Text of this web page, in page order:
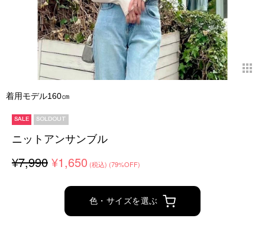
着用モデル160㎝
SALE SOLDOUT
ニットアンサンブル
¥7,990 ¥1,650 (税込) (79%OFF)
色・サイズを選ぶ